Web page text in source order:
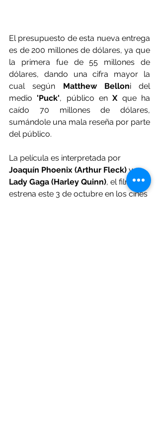
El presupuesto de esta nueva entrega
es de 200 millones de dólares, ya que
la primera fue de 55 millones de
dólares, dando una cifra mayor la
cual según Matthew Belloni del
medio 'Puck', público en X que ha
caído 70 millones de dólares,
sumándole una mala reseña por parte
del público.
La película es interpretada por
Joaquín Phoenix (Arthur Fleck) y
Lady Gaga (Harley Quinn), el filme se
estrena este 3 de octubre en los cines